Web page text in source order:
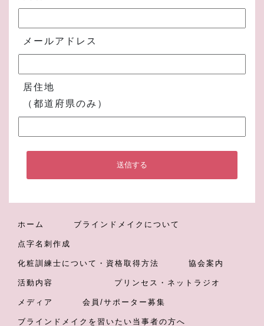
メールアドレス
居住地
（都道府県のみ）
ホーム ブラインドメイクについて
点字名刺作成
化粧訓練士について・資格取得方法 協会案内
活動内容 プリンセス・ネットラジオ
メディア 会員/サポーター募集
ブラインドメイクを習いたい当事者の方へ